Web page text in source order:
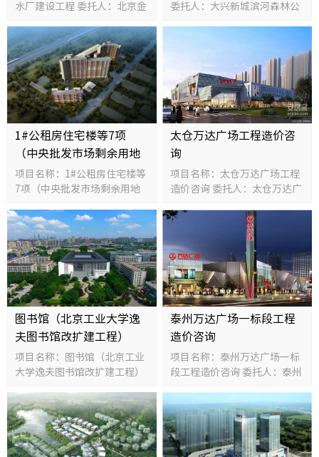
人事任
水厂建设工程 委托人：北京金
投资额：27000万元
委托人：大兴新城滨河森林公
1#公租房住宅楼等7项
（中央批发市场剩余用地
公租房项目）
项目名称：1#公租房住宅楼等
7项（中央批发市场剩余用地
保障性住房建设投资中心 规
模：78983平方米 投资额：
33000万元
太仓万达广场工程造价咨
询
项目名称：太仓万达广场工程
造价咨询 委托人：太仓万达广
476600平方米 投资额：
图书馆（北京工业大学逸
夫图书馆改扩建工程）
项目名称：图书馆（北京工业
大学逸夫图书馆改扩建工程）
40463平方米 投资额：20190
万元
泰州万达广场一标段工程
造价咨询
项目名称：泰州万达广场一标
段工程造价咨询 委托人：泰州
模：209000平方米 投资
额:312000万元